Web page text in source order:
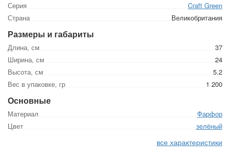
Серия
Craft Green
Страна
Великобритания
Размеры и габариты
Длина, см
37
Ширина, см
24
Высота, см
5.2
Вес в упаковке, гр
1 200
Основные
Материал
Фарфор
Цвет
зелёный
все характеристики